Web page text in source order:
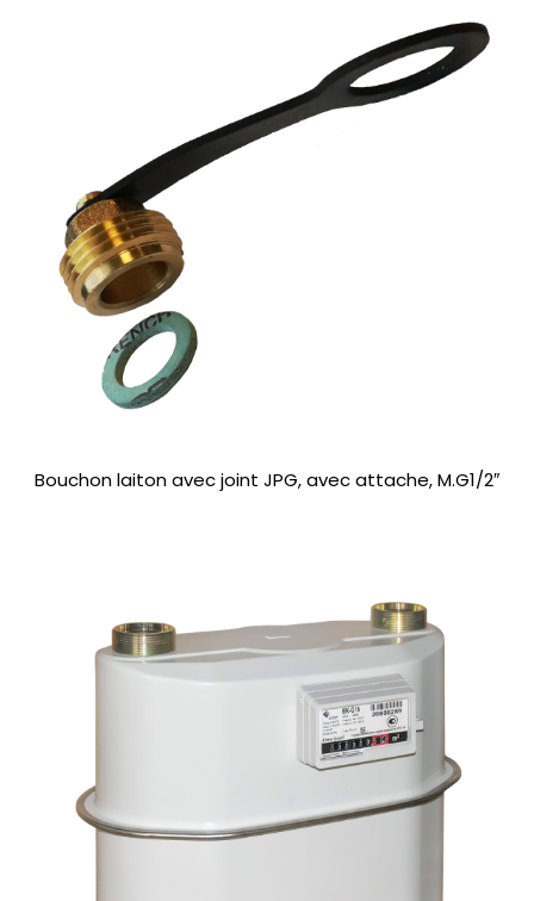
Bouchon laiton avec joint JPG, avec attache, M.G1/2″